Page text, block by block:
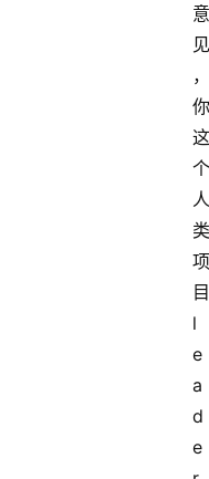
意
见
，
你
这
个
人
类
项
目
l
e
a
d
e